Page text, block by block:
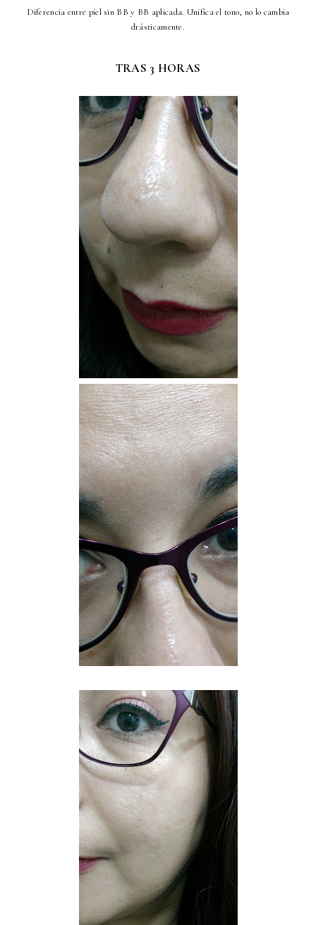
Diferencia entre piel sin BB y BB aplicada. Unifica el tono, no lo cambia
drásticamente.
TRAS 3 HORAS